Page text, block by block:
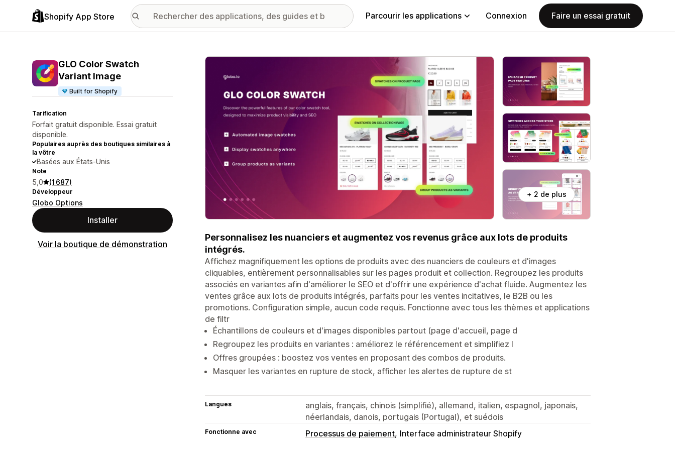
Shopify App Store Parcourir les applications Connexion Faire un essai gratuit
GLO Color Swatch
Variant Image
Built for Shopify
Tarification
Forfait gratuit disponible. Essai gratuit
disponible.
Populaires auprès des boutiques similaires à
la vôtre
Basées aux États-Unis
Note
5,0 (1 687)
Développeur
Globo Options
Installer
Voir la boutique de démonstration
Galerie d’images vedette
+ 2 de plus
Personnalisez les nuanciers et augmentez vos revenus grâce aux lots de produits
intégrés.
Affichez magnifiquement les options de produits avec des nuanciers de couleurs et d'images
cliquables, entièrement personnalisables sur les pages produit et collection. Regroupez les produits
associés en variantes afin d'améliorer le SEO et d'offrir une expérience d'achat fluide. Augmentez les
ventes grâce aux lots de produits intégrés, parfaits pour les ventes incitatives, le B2B ou les
promotions. Configuration simple, aucun code requis. Fonctionne avec tous les thèmes et applications
de filtr
Échantillons de couleurs et d'images disponibles partout (page d'accueil, page d
Regroupez les produits en variantes : améliorez le référencement et simplifiez l
Offres groupées : boostez vos ventes en proposant des combos de produits.
Masquer les variantes en rupture de stock, afficher les alertes de rupture de st
Langues
anglais, français, chinois (simplifié), allemand, italien, espagnol, japonais,
néerlandais, danois, portugais (Portugal), et suédois
Fonctionne avec Processus de paiement Interface administrateur Shopify